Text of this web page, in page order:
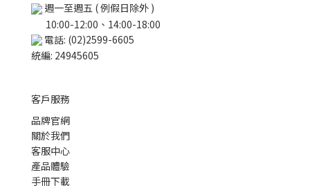
週一至週五 ( 例假日除外 )
10:00-12:00、14:00-18:00
電話: (02)2599-6605
統編: 24945605
客戶服務
品牌官網
關於我們
客服中心
產品體驗
手冊下載